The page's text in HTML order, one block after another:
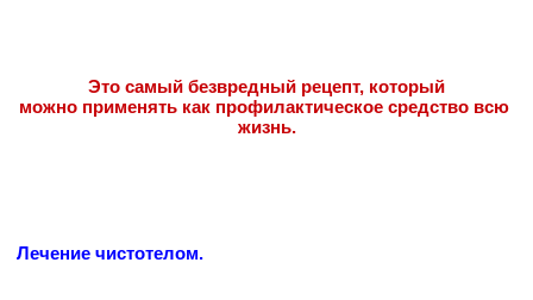
Это самый безвредный рецепт, который
можно применять как профилактическое средство всю
жизнь.
Лечение чистотелом.